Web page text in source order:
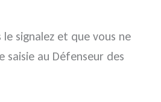
signalez et que vous ne
au Défenseur des